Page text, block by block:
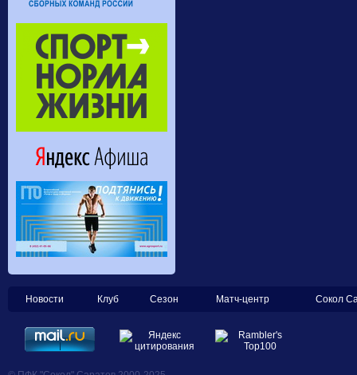
Новости Клуб Сезон Матч-центр Сокол